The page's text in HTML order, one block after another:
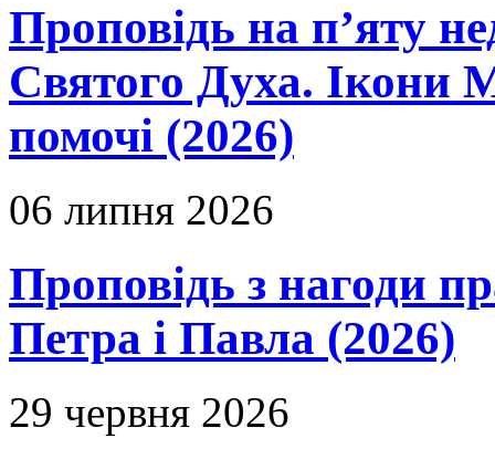
Проповідь на п’яту
Святого Духа. Ікони
помочі (2026)
06 липня 2026
Проповідь з нагоди
Петра і Павла (2026)
29 червня 2026